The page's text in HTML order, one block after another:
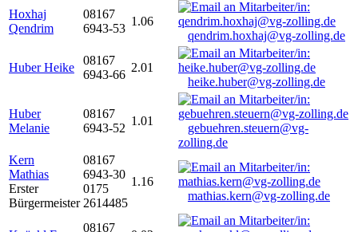
Hoxhaj
Qendrim
08167
6943-53
1.06
qendrim.hoxhaj@vg-zolling.de
Huber Heike
08167
6943-66
2.01
heike.huber@vg-zolling.de
Huber
Melanie
08167
6943-52
1.01
gebuehren.steuern@vg-
zolling.de
Kern
Mathias
Erster
Bürgermeister
08167
6943-30
0175
2614485
1.16
mathias.kern@vg-zolling.de
08167